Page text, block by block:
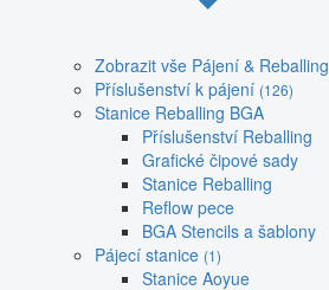
Zobrazit vše Pájení & Reballing
Příslušenství k pájení (126)
Stanice Reballing BGA
Příslušenství Reballing
Grafické čipové sady
Stanice Reballing
Reflow pece
BGA Stencils a šablony
Pájecí stanice (1)
Stanice Aoyue